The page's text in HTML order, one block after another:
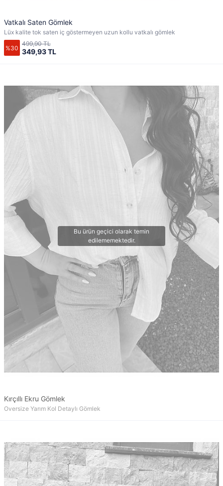
Vatkalı Saten Gömlek
Lüx kalite tok saten iç göstermeyen uzun kollu vatkalı gömlek
%30 349,93 TL
499,90 TL
Kırçıllı Ekru Gömlek
Oversize Yarım Kol Detaylı Gömlek